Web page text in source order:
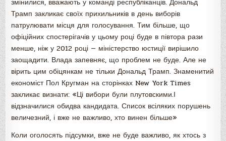
змінилися, вважають у команді республіканців. Дональд
Трамп закликає своїх прихильників в день виборів
патрулювати місця для голосування. Тим більше, що
офіційних спостерігачів у цьому році буде в півтора рази
менше, ніж у 2012 році — міністерство юстиції вирішило
заощадити. Влада запевняє, що проблем не буде. Але не
вірить цим обіцянкам не тільки Дональд Трамп. Знаменитий
економіст Пол Кругман на сторінках New York Times
закликає визнати: «Ці вибори були плутовскими.І
відзначилися обидва кандидата. Список всіляких порушень
величезний, і вже не важливо, хто винен більше»
Коли оголосять підсумки, вже не буде важливо, як хтось з